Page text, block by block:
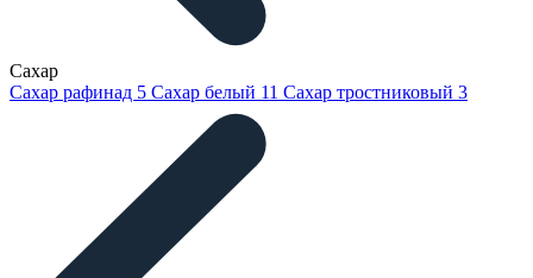
Сахар
Сахар рафинад 5 Сахар белый 11 Сахар тростниковый 3